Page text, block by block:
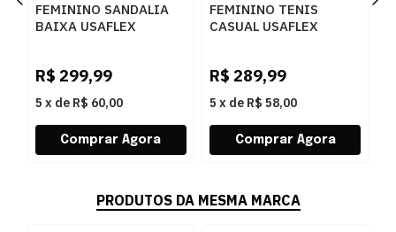
FEMININO SANDALIA
BAIXA USAFLEX
R$ 299,99
5 x de R$ 60,00
FEMININO TENIS
CASUAL USAFLEX
R$ 289,99
5 x de R$ 58,00
PRODUTOS DA MESMA MARCA